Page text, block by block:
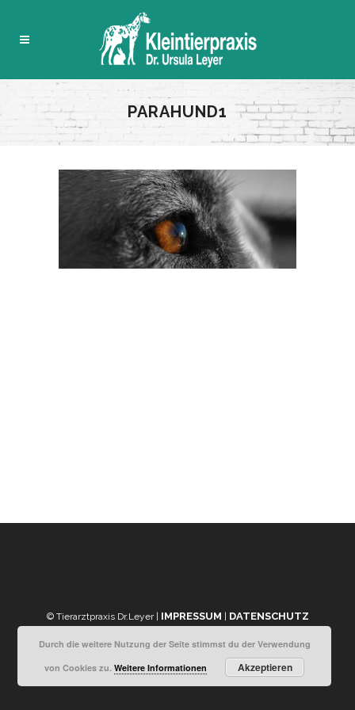
PARAHUND1
© Tierarztpraxis Dr.Leyer | IMPRESSUM DATENSCHUTZ
Durch die weitere Nutzung der Seite stimmst du der Verwendung
von Cookies zu.Weitere Informationen Akzeptieren